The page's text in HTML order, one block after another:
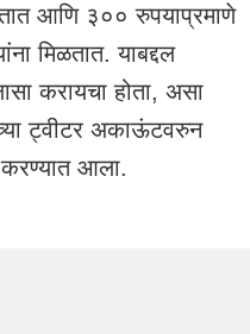
आणि ३०० रुपयाप्रमाणे
मिळतात. याबद्दल
करायचा होता, असा
ट्वीटर अकाऊंटवरुन
करण्यात आला.